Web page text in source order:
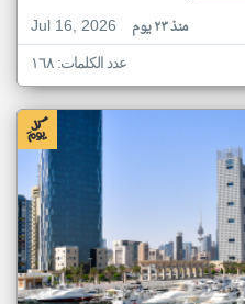
Jul 16, 2026
منذ ٢٣ يوم
عدد الكلمات: ١٦٨